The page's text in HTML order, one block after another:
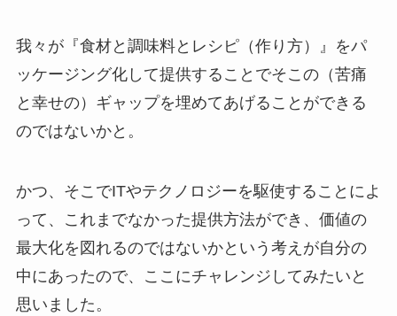
我々が『食材と調味料とレシピ（作り方）』をパ
ッケージング化して提供することでそこの（苦痛
と幸せの）ギャップを埋めてあげることができる
のではないかと。
かつ、そこでITやテクノロジーを駆使することによ
って、これまでなかった提供方法ができ、価値の
最大化を図れるのではないかという考えが自分の
中にあったので、ここにチャレンジしてみたいと
思いました。